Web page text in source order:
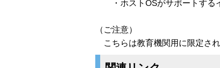
・ホストOSがサポートする
（ご注意）
こちらは教育機関用に限定さ